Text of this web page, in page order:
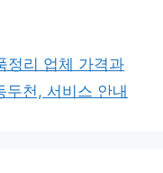
정리 업체 가격과
두천, 서비스 안내